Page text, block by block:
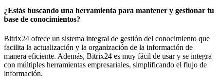
¿Estás buscando una herramienta para mantener y gestionar tu
base de conocimientos?
Bitrix24 ofrece un sistema integral de gestión del conocimiento que
facilita la actualización y la organización de la información de
manera eficiente. Además, Bitrix24 es muy fácil de usar y se integra
con múltiples herramientas empresariales, simplificando el flujo de
información.